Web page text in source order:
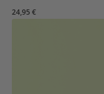
24,95 €